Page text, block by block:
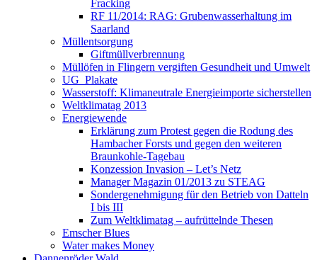
Fracking
RF 11/2014: RAG: Grubenwasserhaltung im
Saarland
Müllentsorgung
Giftmüllverbrennung
Müllöfen in Flingern vergiften Gesundheit und Umwelt
UG_Plakate
Wasserstoff: Klimaneutrale Energieimporte sicherstellen
Weltklimatag 2013
Energiewende
Erklärung zum Protest gegen die Rodung des
Hambacher Forsts und gegen den weiteren
Braunkohle-Tagebau
Konzession Invasion – Let’s Netz
Manager Magazin 01/2013 zu STEAG
Sondergenehmigung für den Betrieb von Datteln
I bis III
Zum Weltklimatag – aufrüttelnde Thesen
Emscher Blues
Water makes Money